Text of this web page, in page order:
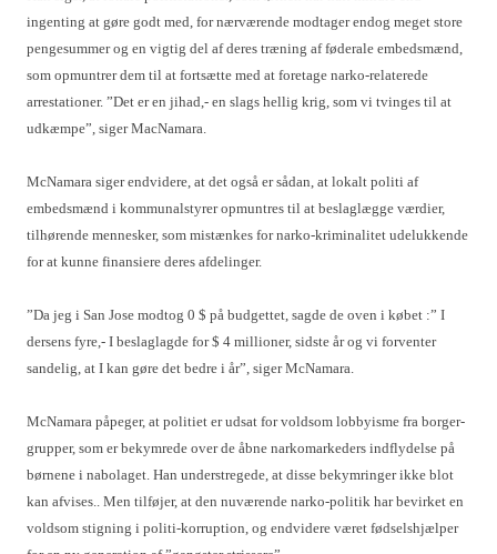
ingenting at gøre godt med, for nærværende modtager endog meget store
pengesummer og en vigtig del af deres træning af føderale embedsmænd,
som opmuntrer dem til at fortsætte med at foretage narko-relaterede
arrestationer. ”Det er en jihad,- en slags hellig krig, som vi tvinges til at
udkæmpe”, siger MacNamara.
McNamara siger endvidere, at det også er sådan, at lokalt politi af
embedsmænd i kommunalstyrer opmuntres til at beslaglægge værdier,
tilhørende mennesker, som mistænkes for narko-kriminalitet udelukkende
for at kunne finansiere deres afdelinger.
”Da jeg i San Jose modtog 0 $ på budgettet, sagde de oven i købet :” I
dersens fyre,- I beslaglagde for $ 4 millioner, sidste år og vi forventer
sandelig, at I kan gøre det bedre i år”, siger McNamara.
McNamara påpeger, at politiet er udsat for voldsom lobbyisme fra borger-
grupper, som er bekymrede over de åbne narkomarkeders indflydelse på
børnene i nabolaget. Han understregede, at disse bekymringer ikke blot
kan afvises.. Men tilføjer, at den nuværende narko-politik har bevirket en
voldsom stigning i politi-korruption, og endvidere været fødselshjælper